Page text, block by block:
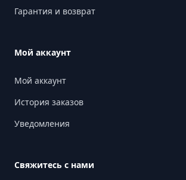
Гарантия и возврат
Мой аккаунт
Мой аккаунт
История заказов
Уведомления
Свяжитесь с нами